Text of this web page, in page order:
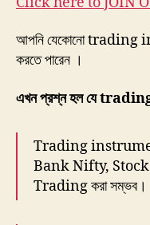
আপনি যেকোনো trading
করতে পারেন ।
এখন প্রশ্ন হল যে
Trading
Bank Nifty, Stock
Trading করা সম্ভব।